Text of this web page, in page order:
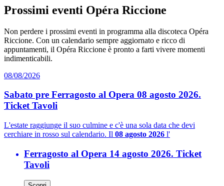
Prossimi eventi Opéra Riccione
Non perdere i prossimi eventi in programma alla discoteca Opéra
Riccione. Con un calendario sempre aggiornato e ricco di
appuntamenti, il Opéra Riccione è pronto a farti vivere momenti
indimenticabili.
08/08/2026
Sabato pre Ferragosto al Opera 08 agosto 2026.
Ticket Tavoli
L'estate raggiunge il suo culmine e c'è una sola data che devi
cerchiare in rosso sul calendario. Il 08 agosto 2026 l'
Ferragosto al Opera 14 agosto 2026. Ticket
Tavoli